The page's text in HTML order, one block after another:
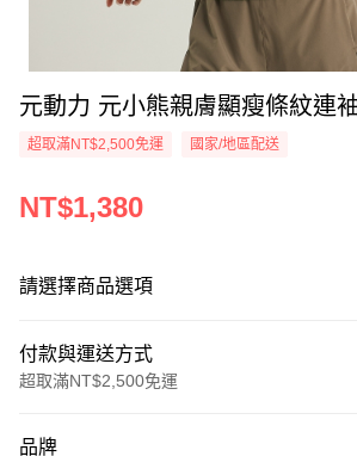
元動力 元小熊親膚顯瘦條紋連
超取滿NT$2,500免運 國家/地區配送
NT$1,380
請選擇商品選項
付款與運送方式
超取滿NT$2,500免運
信用卡一次付款
品牌